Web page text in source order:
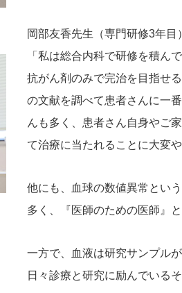
岡部友香先生（専門研修3年目
「私は総合内科で研修を積ん
抗がん剤のみで完治を目指せ
の文献を調べて患者さんに一
んも多く、患者さん自身やご
て治療に当たれることに大変
他にも、血球の数値異常とい
多く、『医師のための医師』
一方で、血液は研究サンプル
日々診療と研究に励んでいるそ